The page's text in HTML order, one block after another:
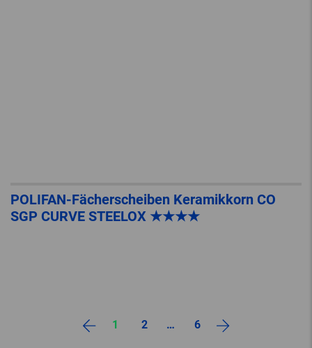
POLIFAN-Fächerscheiben Keramikkorn CO
SGP CURVE STEELOX ★★★★
1 2 … 6